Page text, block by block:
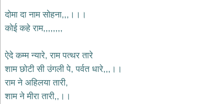
bhajans
जैन
jain
bhajans
दुर्गा
भजन
durga
bhajans
दोमा दा नाम सोहना,,,।।।
कोई कहे राम,,,,,,,,
ऐदे कम्म न्यारे, राम पत्थर तारे
शाम छोटी सी उंगली पे, पर्वत धारे,,,।।
राम ने अहिलया तारी,
शाम ने मीरा तारी,,।।